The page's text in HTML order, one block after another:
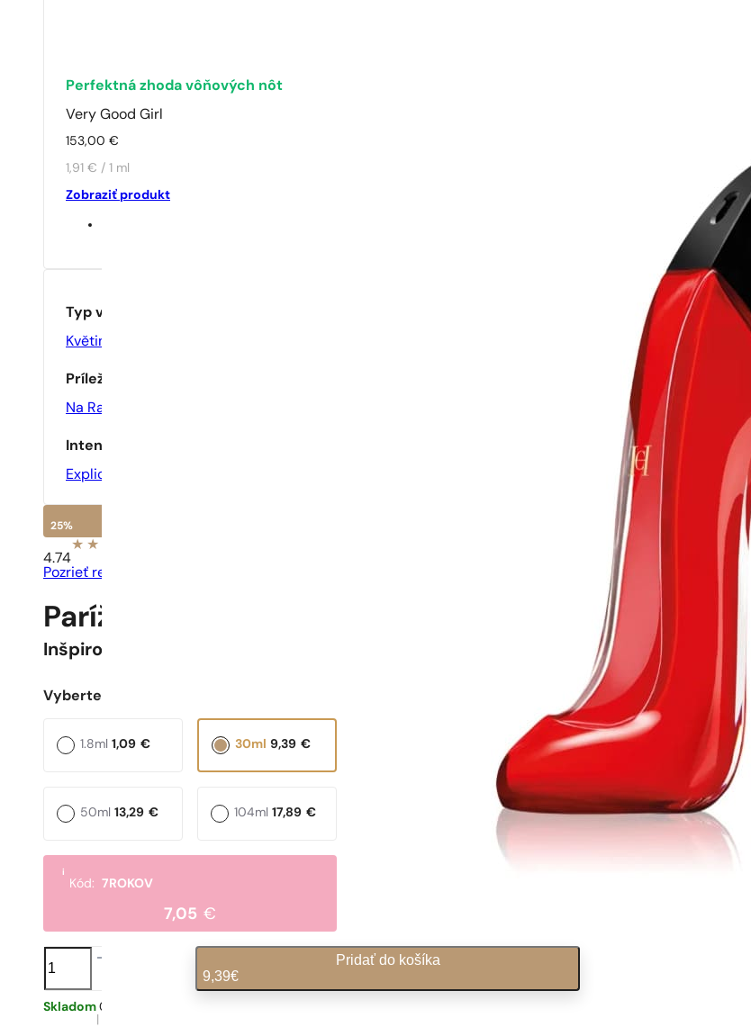
Perfektná zhoda vôňových nôt
Very Good Girl
153,00 €
1,91 € / 1 ml
Zobraziť produkt
Typ vône
Květinové
Príležitosť
Na Rande
Intenzita
Explicitní
25%
4.74
Pozrieť recenzie
Parížske Parfumy N° 500 -
Inšpirované
Vyberte objem:
1,09 €
1.8ml 9,39 €
30ml
13,29 €
50ml 17,89 €
104ml
i
Kód: 7ROKOV
7,05 €
množstvo
N°
Pridať do košíka
9,39€
Skladom 0,31